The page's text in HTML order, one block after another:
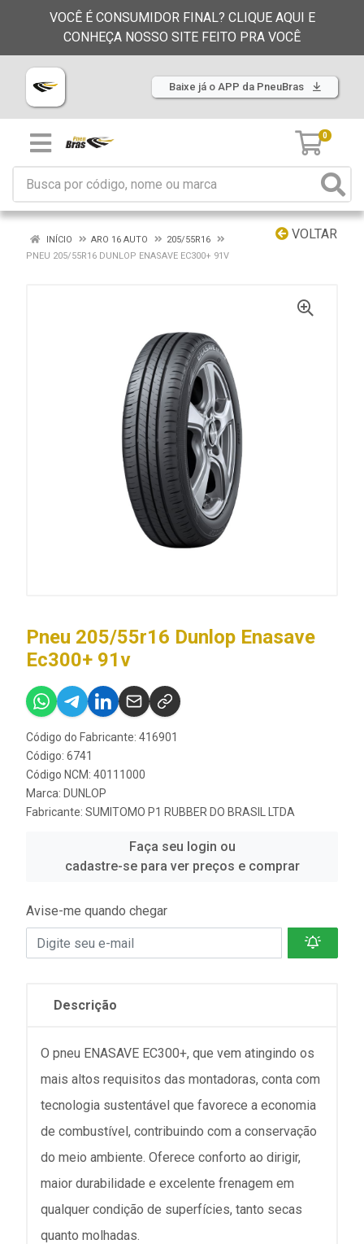
VOCÊ É CONSUMIDOR FINAL? CLIQUE AQUI E
CONHEÇA NOSSO SITE FEITO PRA VOCÊ
Baixe já o APP da PneuBras
0
VOLTAR
INÍCIO ARO 16 AUTO
205/55R16
PNEU 205/55R16 DUNLOP ENASAVE EC300+ 91V
Pneu 205/55r16 Dunlop Enasave
Ec300+ 91v
Código do Fabricante: 416901
Código: 6741
Código NCM: 40111000
Marca: DUNLOP
Fabricante: SUMITOMO P1 RUBBER DO BRASIL LTDA
Faça seu login ou
cadastre-se para ver preços e comprar
Avise-me quando chegar
Descrição
O pneu ENASAVE EC300+, que vem atingindo os
mais altos requisitos das montadoras, conta com
tecnologia sustentável que favorece a economia
de combustível, contribuindo com a conservação
do meio ambiente. Oferece conforto ao dirigir,
maior durabilidade e excelente frenagem em
qualquer condição de superfícies, tanto secas
quanto molhadas.